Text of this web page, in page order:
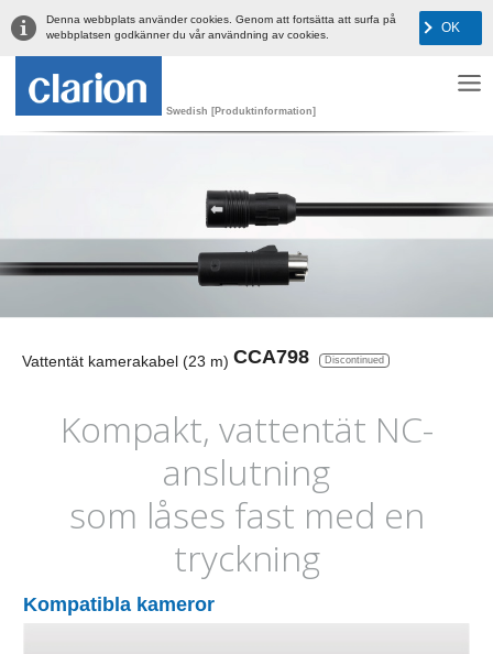
Denna webbplats använder cookies. Genom att fortsätta att surfa på
webbplatsen godkänner du vår användning av cookies.
OK
Swedish [Produktinformation]
Vattentät kamerakabel (23 m) CCA798 Discontinued
Kompakt, vattentät NC-
anslutning
som låses fast med en
tryckning
Kompatibla kameror